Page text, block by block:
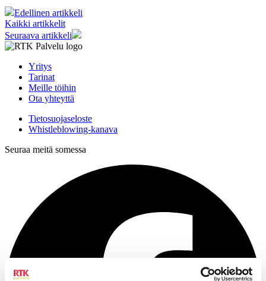
Edellinen artikkeli
Kaikki artikkelit
Seuraava artikkeli
Yritys
Tarinat
Meille töihin
Ota yhteyttä
Tietosuojaseloste
Whistleblowing-kanava
Seuraa meitä somessa